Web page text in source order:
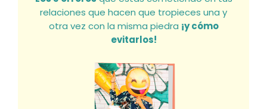
relaciones que hacen que tropieces una y
otra vez con la misma piedra ¡y cómo
evitarlos!